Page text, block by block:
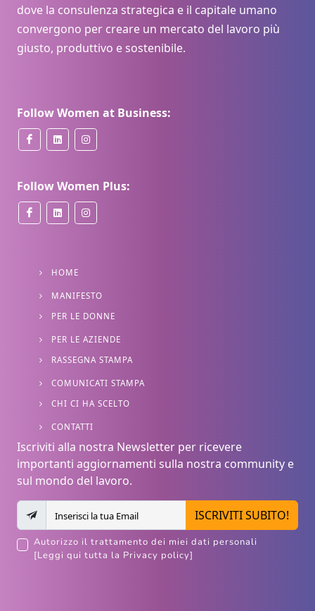
dove la consulenza strategica e il capitale umano
convergono per creare un mercato del lavoro più
giusto, produttivo e sostenibile.
Follow Women at Business:
Follow Women Plus:
HOME
MANIFESTO
PER LE DONNE
PER LE AZIENDE
RASSEGNA STAMPA
COMUNICATI STAMPA
CHI CI HA SCELTO
CONTATTI
Iscriviti alla nostra Newsletter per ricevere
importanti aggiornamenti sulla nostra community e
sul mondo del lavoro.
ISCRIVITI SUBITO!
Autorizzo il trattamento dei miei dati personali
[Leggi qui tutta la Privacy policy]